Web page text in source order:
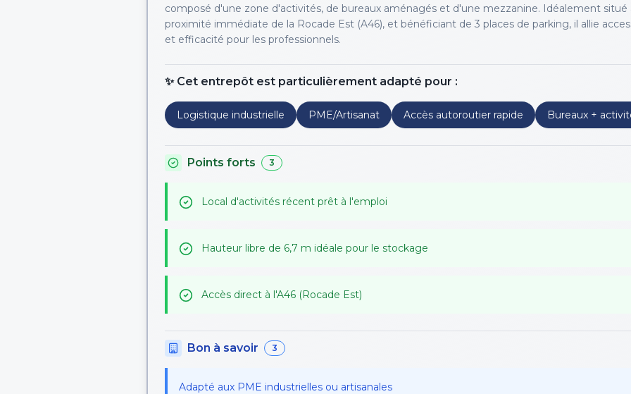
composé d'une zone d'activités, de bureaux aménagés et d'une mezzanine. Idéalement situé
proximité immédiate de la Rocade Est (A46), et bénéficiant de 3 places de parking, il allie
et efficacité pour les professionnels.
✨ Cet entrepôt est particulièrement adapté pour :
Logistique industrielle PME/Artisanat Accès autoroutier rapide Bureaux +
Points forts 3
Local d'activités récent prêt à l'emploi
Hauteur libre de 6,7 m idéale pour le stockage
Accès direct à l'A46 (Rocade Est)
Bon à savoir 3
Adapté aux PME industrielles ou artisanales